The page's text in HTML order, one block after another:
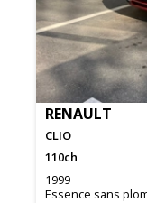
RENAULT
CLIO
110ch
1999
Essence sans